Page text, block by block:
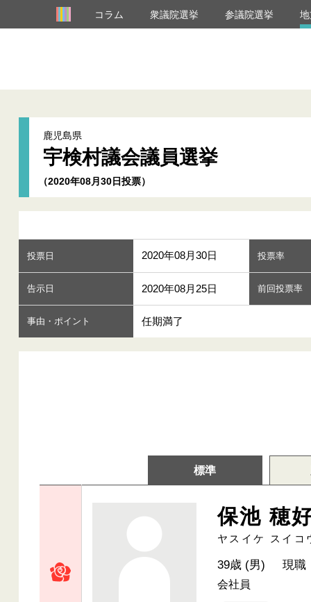
コラム 衆議院選挙 参議院選挙
鹿児島県
宇検村議会議員選挙
（2020年08月30日投票）
投票日 2020年08月30日 投票率
告示日 2020年08月25日 前回投票率
事由・ポイント 任期満了
標準
保池 穂
ヤスイケ スイコ
39歳 (男) 現職
会社員